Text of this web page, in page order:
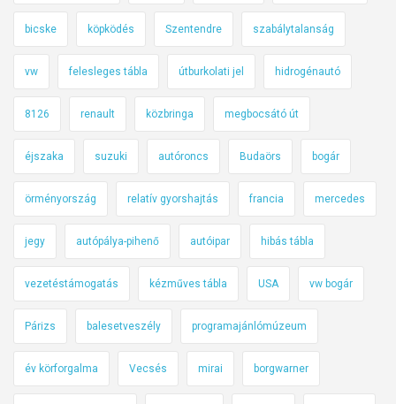
r
a
bicske köpködés Szentendre szabálytalanság
vw felesleges tábla útburkolati jel hidrogénautó
8126 renault közbringa megbocsátó út
éjszaka suzuki autóroncs Budaörs bogár
örményország relatív gyorshajtás francia mercedes
jegy autópálya-pihenő autóipar hibás tábla
vezetéstámogatás kézműves tábla USA vw bogár
Párizs balesetveszély programajánlómúzeum
év körforgalma Vecsés mirai borgwarner